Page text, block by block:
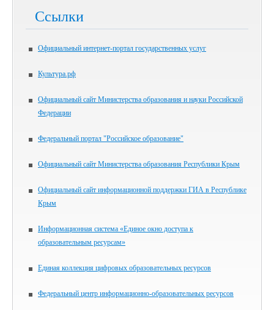
Ссылки
Официальный интернет-портал государственных услуг
Культура.рф
Официальный сайт Министерства образования и науки Российской
Федерации
Федеральный портал "Российское образование"
Официальный сайт Министерства образования Республики Крым
Официальный сайт информационной поддержки ГИА в Республике
Крым
Информационная система «Единое окно доступа к
образовательным ресурсам»
Единая коллекция цифровых образовательных ресурсов
Федеральный центр информационно-образовательных ресурсов